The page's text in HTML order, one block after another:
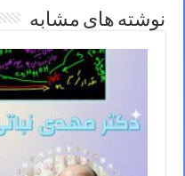
نوشته های مشابه